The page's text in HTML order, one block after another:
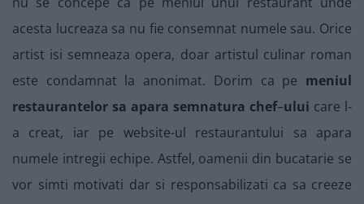
acesta lucreaza sa nu fie consemnat numele sau. Orice
artist isi semneaza opera, doar artistul culinar roman
este condamnat la anonimat. Dorim ca pe meniul
restaurantelor sa apara semnatura chef–ului care l-
a creat, iar pe website-ul restaurantului sa apara
numele intregii echipe. Astfel, oamenii din bucatarie se
vor simti motivati dar si responsabilizati ca sa creeze